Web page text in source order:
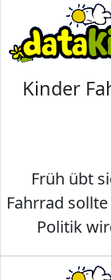
Kinder
Früh übt
Fahrrad
Politik